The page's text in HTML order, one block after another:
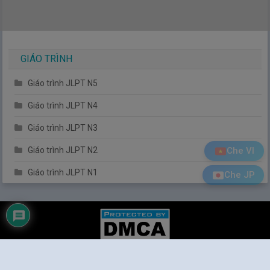
Che JP
Che VI
GIÁO TRÌNH
Giáo trình JLPT N5
Giáo trình JLPT N4
Giáo trình JLPT N3
Giáo trình JLPT N2
Giáo trình JLPT N1